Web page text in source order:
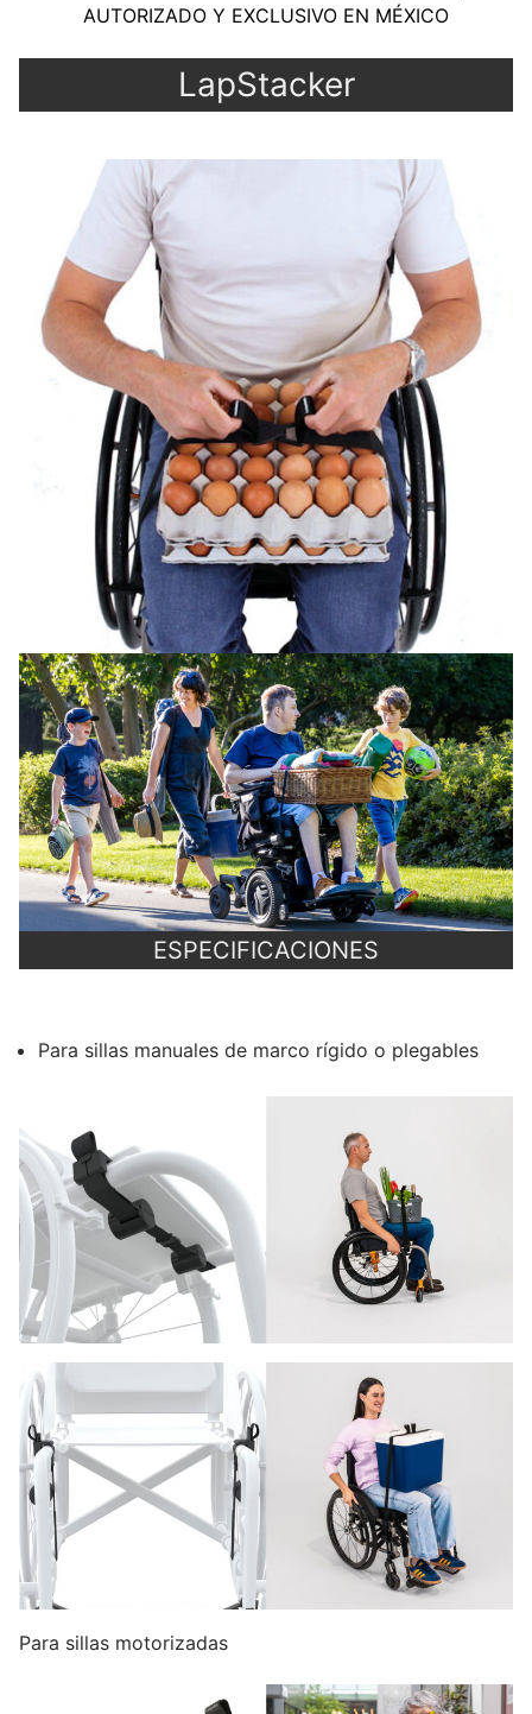
AUTORIZADO Y EXCLUSIVO EN MÉXICO
LapStacker
ESPECIFICACIONES
Para sillas manuales de marco rígido o plegables
Para sillas motorizadas